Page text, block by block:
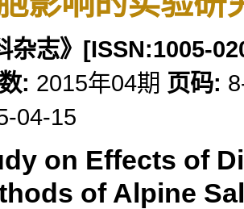
杂志》 [ISSN:1005-
: 2015年04期 页码:
04-15
on Effects of
of Alpine